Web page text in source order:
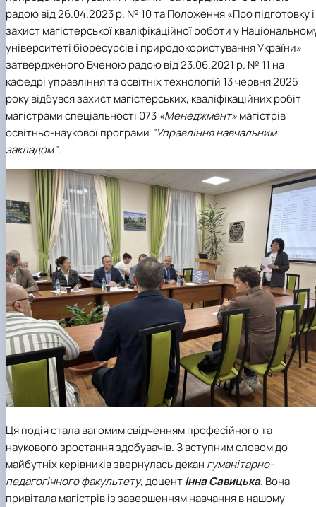
радою від 26.04.2023 р. № 10 та Положення «Про підготовку і
захист магістерської кваліфікаційної роботи у
університеті біоресурсів і природокористування України»
затвердженого Вченою радою від 23.06.2021 р. № 11 на
кафедрі управління та освітніх технологій 13 червня 2025
року відбувся захист магістерських, кваліфікаційних робіт
магістрами спеціальності 073 «Менеджмент»магістрів
освітньо-наукової програми "Управління навчальним
закладом".
Ця подія стала вагомим свідченням професійного та
наукового зростання здобувачів. З вступним словом до
майбутніх керівників звернулась декан гуманітарно-
педагогічного факультету, доцентІнна Савицька. Вона
привітала магістрів із завершенням навчання в нашому